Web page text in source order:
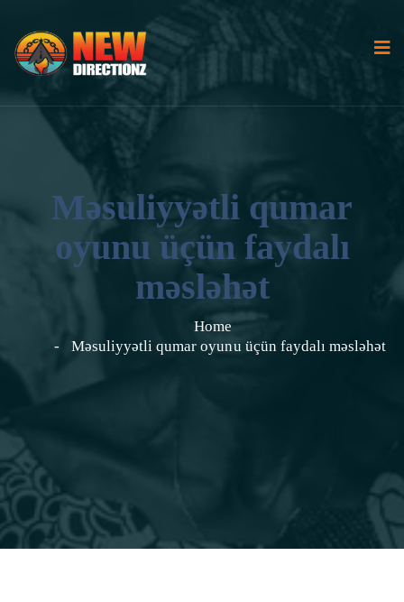
Məsuliyyətli qumar
oyunu üçün faydalı
məsləhət
Home
Məsuliyyətli qumar oyunu üçün faydalı məsləhət